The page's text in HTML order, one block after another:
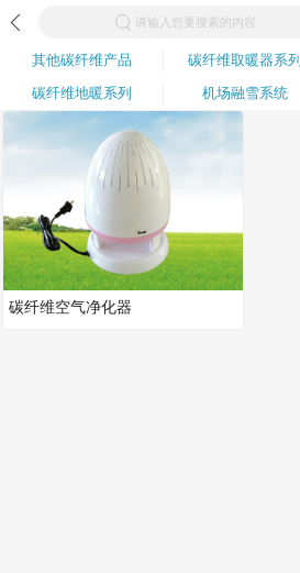
请输入您要搜索的内容
其他碳纤维产品 碳纤维取暖器系列
碳纤维地暖系列
机场融雪系统
碳纤维空气净化器